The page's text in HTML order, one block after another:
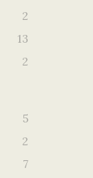
2
13
2
5
2
7